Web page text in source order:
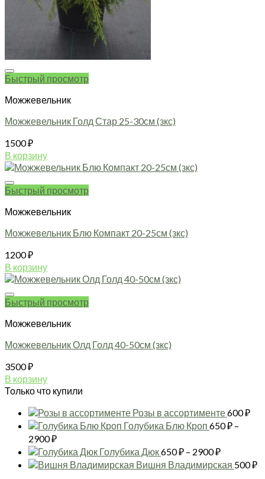
Быстрый просмотр
Можжевельник
Можжевельник Голд Стар 25-30см (зкс)
1500₽
В корзину
Быстрый просмотр
Можжевельник
Можжевельник Блю Компакт 20-25см (зкс)
1200₽
В корзину
Быстрый просмотр
Можжевельник
Можжевельник Олд Голд 40-50см (зкс)
3500₽
В корзину
Только что купили
Розы в ассортименте600₽
Голубика Блю Кроп 650₽ –
2900₽Диапазон
цен:
650 ₽
Голубика Дюк650₽ – 2900₽Диапазон
цен:
Вишня Владимирская 500₽